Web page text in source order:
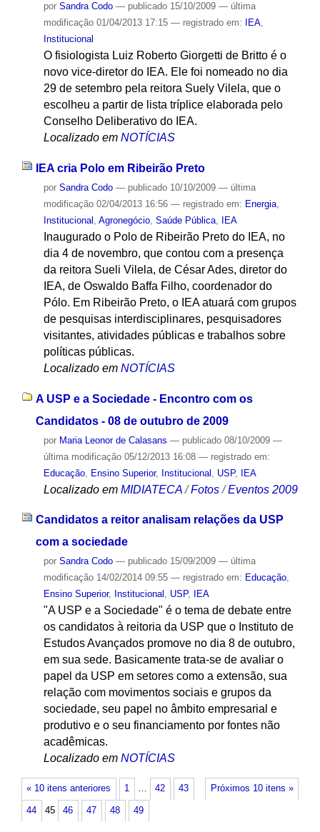
por Sandra Codo — publicado15/10/2009 — última
modificação01/04/2013 17:15 — registrado em: IEA,
Institucional
O fisiologista Luiz Roberto Giorgetti de Britto é o
novo vice-diretor do IEA. Ele foi nomeado no dia
29 de setembro pela reitora Suely Vilela, que o
escolheu a partir de lista tríplice elaborada pelo
Conselho Deliberativo do IEA.
Localizado em NOTÍCIAS
IEA cria Polo em Ribeirão Preto
por Sandra Codo — publicado10/10/2009 — última
modificação02/04/2013 16:56 — registrado em: Energia,
Institucional
Agronegócio, Saúde Pública, IEA
Inaugurado o Polo de Ribeirão Preto do IEA, no
dia 4 de novembro, que contou com a presença
da reitora Sueli Vilela, de César Ades, diretor do
IEA, de Oswaldo Baffa Filho, coordenador do
Pólo. Em Ribeirão Preto, o IEA atuará com grupos
de pesquisas interdisciplinares, pesquisadores
visitantes, atividades públicas e trabalhos sobre
políticas públicas.
Localizado em NOTÍCIAS
A USP e a Sociedade - Encontro com os
Candidatos - 08 de outubro de 2009
por Maria Leonor de Calasans — publicado08/10/2009 —
última modificação05/12/2013 16:08 — registrado em:
Educação, Ensino Superior, Institucional USP, IEA
Localizado em MIDIATECA /Fotos /Eventos 2009
Candidatos a reitor analisam relações da USP
com a sociedade
por Sandra Codo — publicado15/09/2009 — última
modificação14/02/2014 09:55 — registrado em: Educação,
Ensino Superior, Institucional , USP, IEA
"A USP e a Sociedade" é o tema de debate entre
os candidatos à reitoria da USP que o Instituto de
Estudos Avançados promove no dia 8 de outubro,
em sua sede. Basicamente trata-se de avaliar o
papel da USP em setores como a extensão, sua
relação com movimentos sociais e grupos da
sociedade, seu papel no âmbito empresarial e
produtivo e o seu financiamento por fontes não
acadêmicas.
Localizado em NOTÍCIAS
« 10 itens anteriores Próximos 10 itens »
1 … 42 43
44 45 46 47 48 49